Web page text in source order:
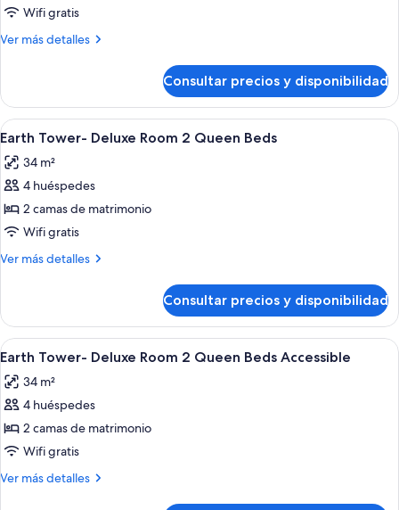
Sky
Tower-
Wifi gratis
Ver más detalles
Más
Tower-
Luxury
Suite
Consultar precios y disponibilidad
Abrir
todas
las
fotos
de
Earth
Tower-
2
Queen
Beds
Habitación de hotel con dos camas,
2
Earth Tower- Deluxe Room 2 Queen Beds
34 m²
4 huéspedes
2 camas de matrimonio
Wifi gratis
Ver más detalles
Más
Tower-
Deluxe
Room
Queen
Beds
Consultar precios y disponibilidad
Abrir
todas
las
fotos
de
Earth
Tower-
Habitación de hotel con dos camas,
2
Earth Tower- Deluxe Room 2 Queen Beds Accessible
34 m²
4 huéspedes
2 camas de matrimonio
Wifi gratis
Ver más detalles
Más